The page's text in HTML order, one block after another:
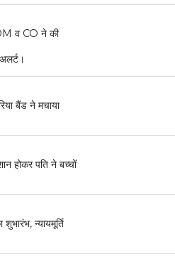
व CO ने की
बैंड ने मचाया
होकर पति ने बच्चों
न्यायमूर्ति